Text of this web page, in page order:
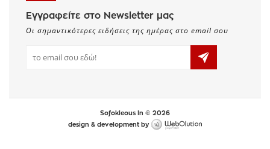
Εγγραφείτε στο Newsletter μας
Οι σημαντικότερες ειδήσεις της ημέρας στο email σου
Sofokleous In © 2026
design & development by